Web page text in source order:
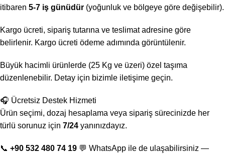
itibaren 5-7 iş günüdür (yoğunluk ve bölgeye göre değişebilir).
Kargo ücreti, sipariş tutarına ve teslimat adresine göre
belirlenir. Kargo ücreti ödeme adımında görüntülenir.
Büyük hacimli ürünlerde (25 Kg ve üzeri) özel taşıma
düzenlenebilir. Detay için bizimle iletişime geçin.
🎧 Ücretsiz Destek Hizmeti
Ürün seçimi, dozaj hesaplama veya sipariş sürecinizde her
türlü sorunuz için 7/24 yanınızdayız.
📞 +90 532 480 74 19 💬 WhatsApp ile de ulaşabilirsiniz —